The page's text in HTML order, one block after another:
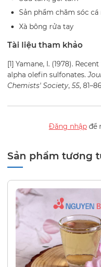
Sản phẩm chăm sóc cá
Xà bông rửa tay
Tài liệu tham khảo
[1] Yamane, I. (1978).
alpha olefin sulfonates.
Chemists' Society, 55,
Đăng nhập để
Sản phẩm tương